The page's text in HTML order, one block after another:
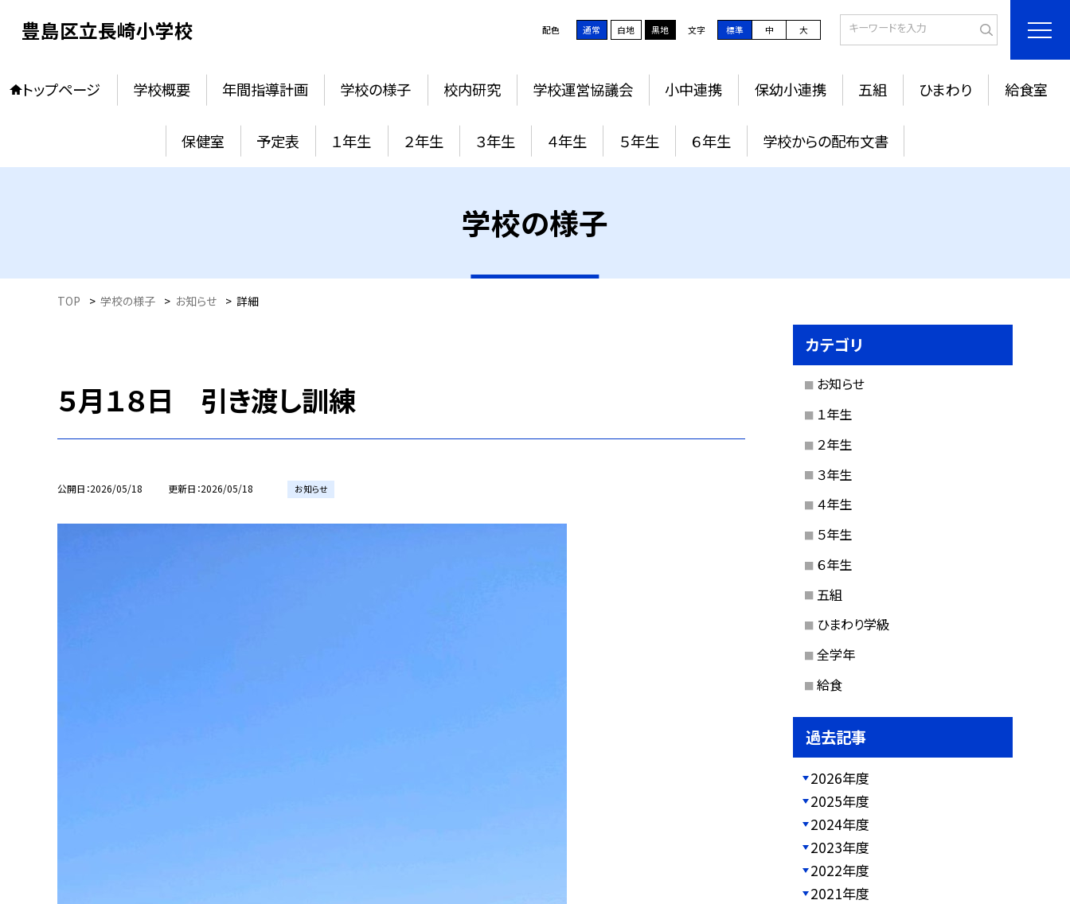
豊島区立長崎小学校 配色 通常 白地 黒地 文字 標準 中 大
トップページ 学校概要 年間指導計画 学校の様子 校内研究 学校運営協議会 小中連携 保幼小連携 五組 ひまわり 給食室
保健室 予定表 １年生 ２年生 ３年生 ４年生 ５年生 ６年生 学校からの配布文書
学校の様子
TOP > 学校の様子 > お知らせ > 詳細
５月１８日 引き渡し訓練
公開日 2026/05/18 更新日 2026/05/18 お知らせ
カテゴリ
お知らせ
１年生
２年生
３年生
４年生
５年生
６年生
五組
ひまわり学級
全学年
給食
過去記事
2026年度
2025年度
2024年度
2023年度
2022年度
2021年度